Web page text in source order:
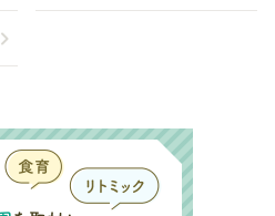
chevron_right